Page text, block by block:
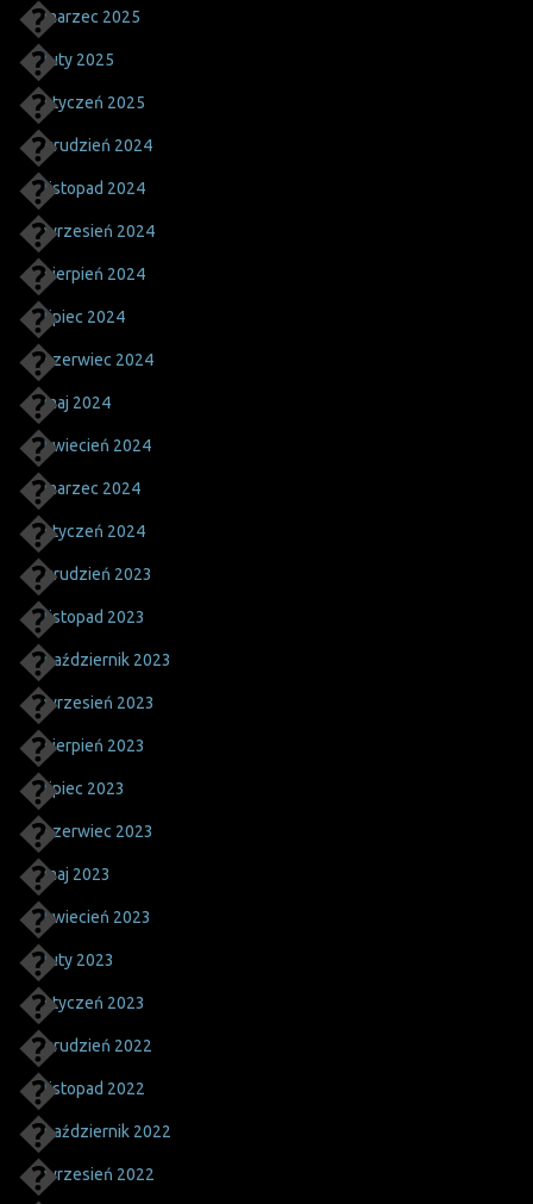
marzec 2025
luty 2025
styczeń 2025
grudzień 2024
listopad 2024
wrzesień 2024
sierpień 2024
lipiec 2024
czerwiec 2024
maj 2024
kwiecień 2024
marzec 2024
styczeń 2024
grudzień 2023
listopad 2023
październik 2023
wrzesień 2023
sierpień 2023
lipiec 2023
czerwiec 2023
maj 2023
kwiecień 2023
luty 2023
styczeń 2023
grudzień 2022
listopad 2022
październik 2022
wrzesień 2022